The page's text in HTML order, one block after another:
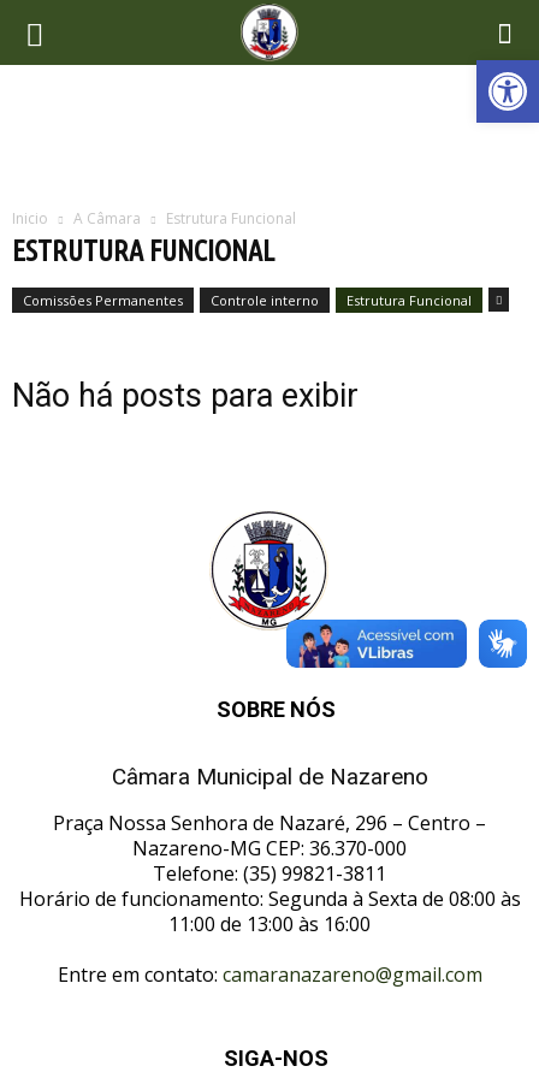
Inicio A Câmara Estrutura Funcional
ESTRUTURA FUNCIONAL
Comissões Permanentes Controle interno Estrutura Funcional
Não há posts para exibir
SOBRE NÓS
Câmara Municipal de Nazareno
Praça Nossa Senhora de Nazaré, 296 – Centro –
Nazareno-MG CEP: 36.370-000
Telefone: (35) 99821-3811
Horário de funcionamento: Segunda à Sexta de 08:00 às
11:00 de 13:00 às 16:00
Entre em contato: camaranazareno@gmail.com
SIGA-NOS